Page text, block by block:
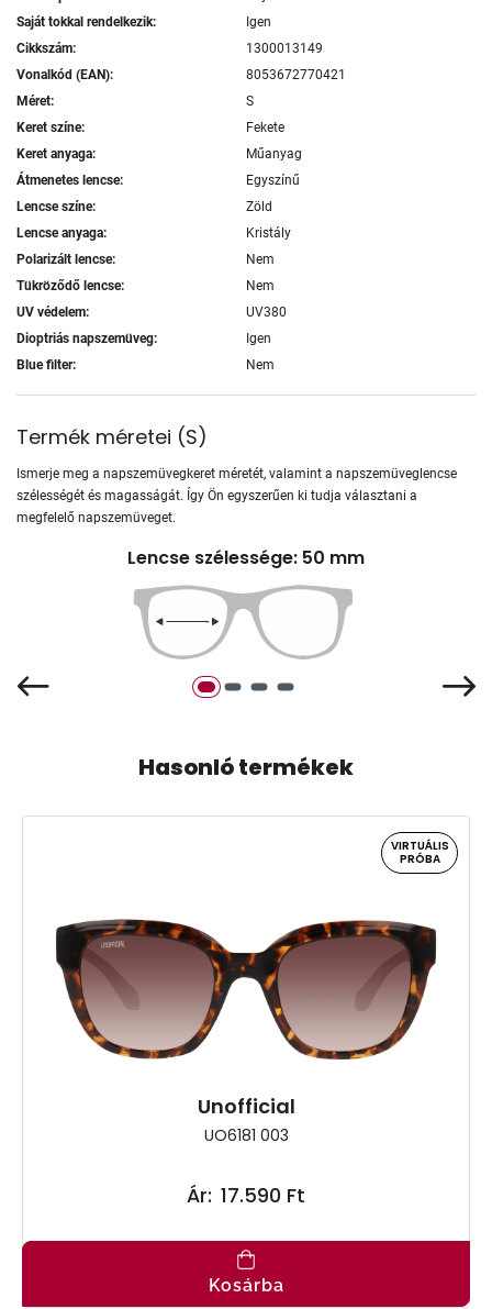
Saját tokkal rendelkezik:
Igen
Cikkszám:
1300013149
Vonalkód (EAN):
8053672770421
Méret:
S
Keret színe:
Fekete
Keret anyaga:
Műanyag
Átmenetes lencse:
Egyszínű
Lencse színe:
Zöld
Lencse anyaga:
Kristály
Polarizált lencse:
Nem
Tükröződő lencse:
Nem
UV védelem:
UV380
Dioptriás napszemüveg:
Igen
Blue filter:
Nem
Termék méretei (S)
Ismerje meg a napszemüvegkeret méretét, valamint a napszemüveglencse
szélességét és magasságát. Így Ön egyszerűen ki tudja választani a
megfelelő napszemüveget.
Lencse szélessége: 50 mm
Hasonló termékek
VIRTUÁLIS
PRÓBA
Unofficial
UO6181 003
Ár: 17.590 Ft
Kosárba